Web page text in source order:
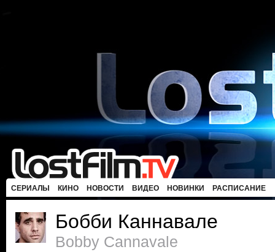
СЕРИАЛЫ КИНО НОВОСТИ ВИДЕО НОВИНКИ РАСПИСАНИЕ
Бобби Каннавале
Bobby Cannavale